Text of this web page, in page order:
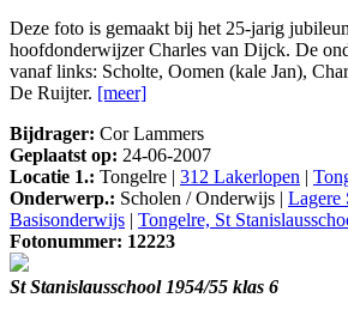
Deze foto is gemaakt bij het 25-jarig
hoofdonderwijzer Charles van Dijck. De
vanaf links: Scholte, Oomen (kale Jan),
De Ruijter. [meer]
Bijdrager: Cor Lammers
Geplaatst op: 24-06-2007
Locatie 1.: Tongelre | 312 Lakerlopen |
Onderwerp.: Scholen / Onderwijs | Lagere
Basisonderwijs | Tongelre, St
Fotonummer: 12223
St Stanislausschool 1954/55 klas 6